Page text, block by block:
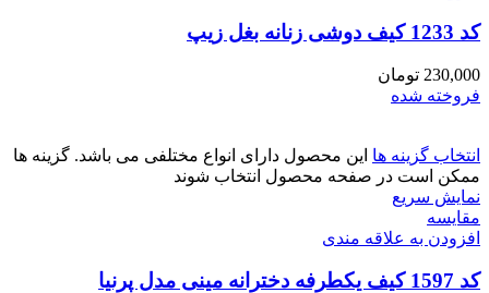
کد 1233 کیف دوشی زنانه بغل زیپ
230,000 تومان
فروخته شده
انتخاب گزینه ها این محصول دارای انواع مختلفی می باشد. گزینه ها
ممکن است در صفحه محصول انتخاب شوند
نمایش سریع
مقايسه
افزودن به علاقه مندی
کد 1597 کیف یکطرفه دخترانه مینی مدل پرنیا